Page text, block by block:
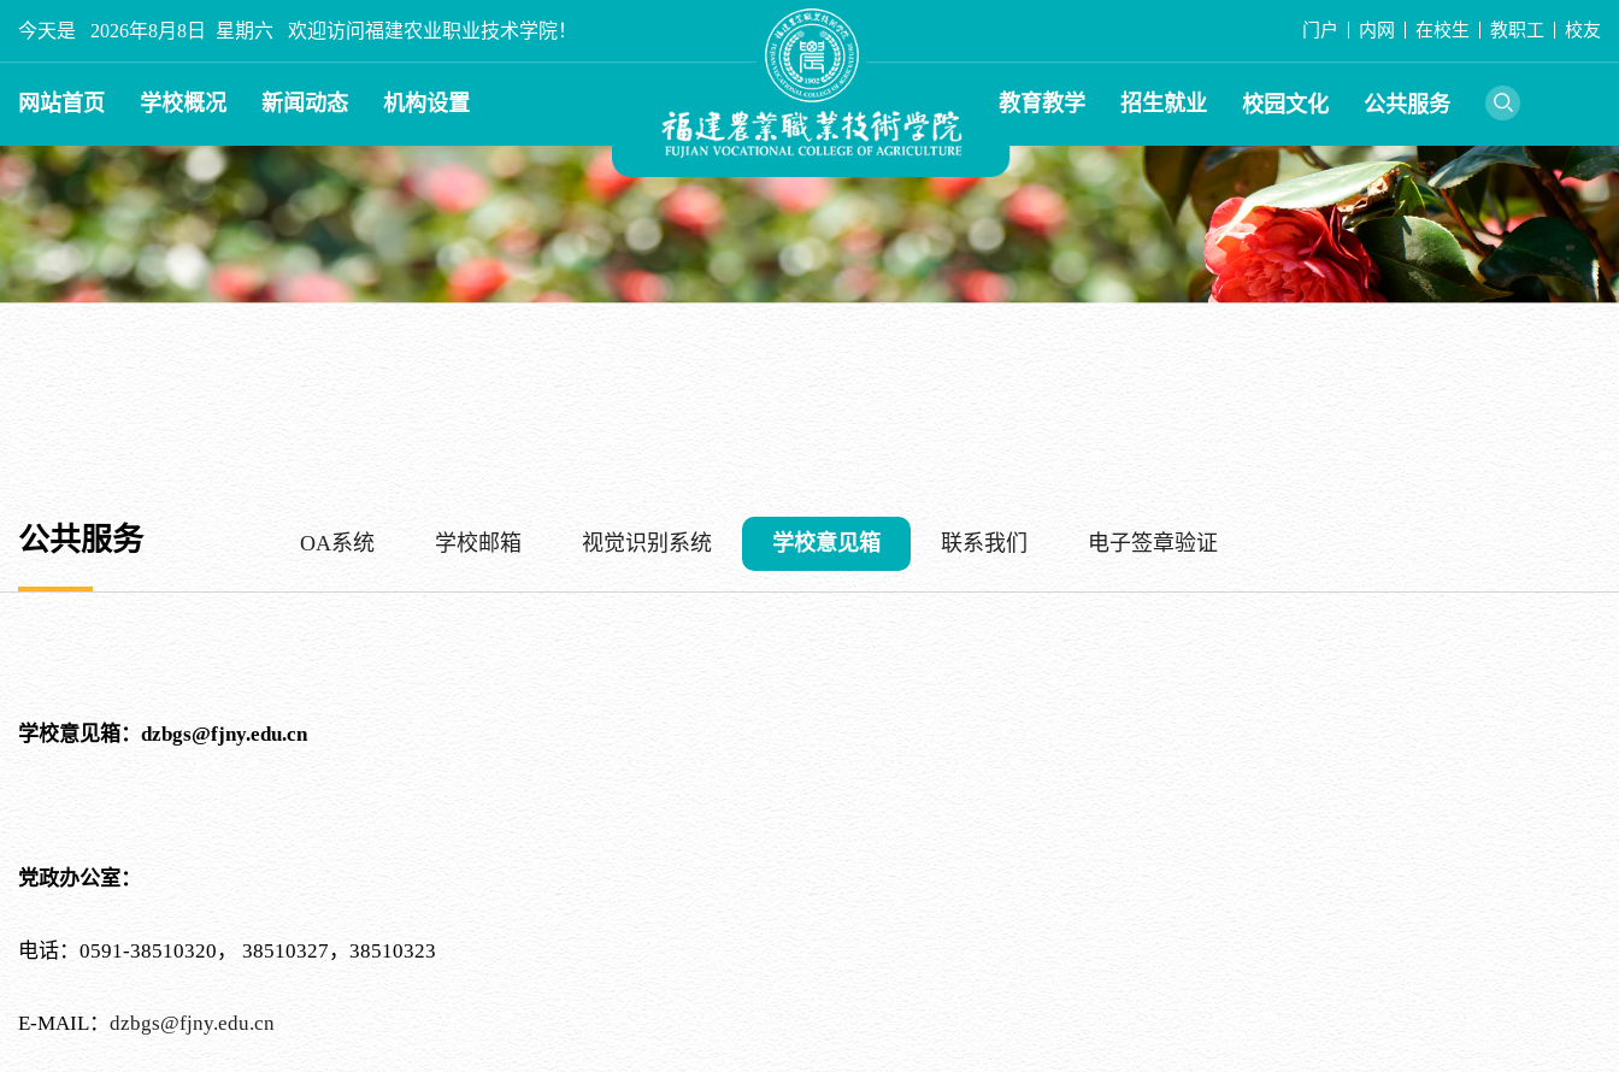
今天是 2026年8月8日 星期六 欢迎访问福建农业职业技术学院！ 门户 内网 在校生 教职工 校友
网站首页 学校概况 新闻动态 机构设置 教育教学 招生就业 校园文化 公共服务
公共服务 OA系统 学校邮箱 视觉识别系统 学校意见箱 联系我们 电子签章验证
学校意见箱：dzbgs@fjny.edu.cn
党政办公室：
电话：0591-38510320， 38510327，38510323
E-MAIL： dzbgs@fjny.edu.cn